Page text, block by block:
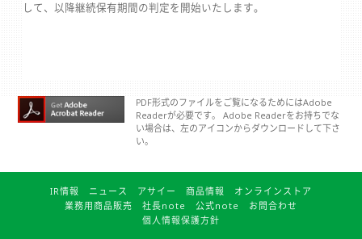
して、以降継続保有期間の判定を開始いたします。
PDF形式のファイルをご覧になるためにはAdobe
Readerが必要です。 Adobe Readerをお持ちでな
い場合は、左のアイコンからダウンロードして下さ
い。
IR情報 ニュース アサイー 商品情報
オンラインストア
業務用商品販売
社長note 公式note
お問合わせ
個人情報保護方針